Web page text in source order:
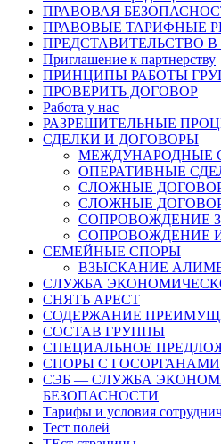
ПРАВОВАЯ
ПРАВОВЫЕ ТАРИФНЫЕ
ПРЕДСТАВИТЕЛЬСТВО В
Приглашение к партнерству
ПРИНЦИПЫ РАБОТЫ
ПРОВЕРИТЬ ДОГОВОР
Работа у нас
РАЗРЕШИТЕЛЬНЫЕ
СДЕЛКИ И ДОГОВОРЫ
МЕЖДУНАРОДНЫЕ
ОПЕРАТИВНЫЕ
СЛОЖНЫЕ
СЛОЖНЫЕ
СОПРОВОЖДЕНИЕ
СОПРОВОЖДЕНИЕ
СЕМЕЙНЫЕ СПОРЫ
ВЗЫСКАНИЕ
СЛУЖБА
СНЯТЬ АРЕСТ
СОДЕРЖАНИЕ
СОСТАВ ГРУППЫ
СПЕЦИАЛЬНОЕ
СПОРЫ С ГОСОРГАНАМИ
СЭБ — СЛУЖБА
БЕЗОПАСНОСТИ
Тарифы и условия
Тест полей